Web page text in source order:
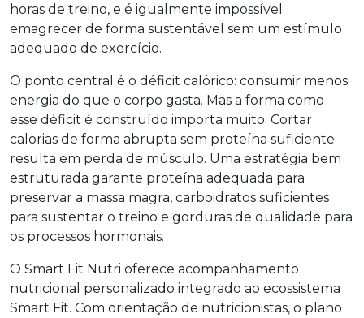
horas de treino, e é igualmente impossível
emagrecer de forma sustentável sem um estímulo
adequado de exercício.
O ponto central é o déficit calórico: consumir menos
energia do que o corpo gasta. Mas a forma como
esse déficit é construído importa muito. Cortar
calorias de forma abrupta sem proteína suficiente
resulta em perda de músculo. Uma estratégia bem
estruturada garante proteína adequada para
preservar a massa magra, carboidratos suficientes
para sustentar o treino e gorduras de qualidade para
os processos hormonais.
O Smart Fit Nutri oferece acompanhamento
nutricional personalizado integrado ao ecossistema
Smart Fit. Com orientação de nutricionistas, o plano